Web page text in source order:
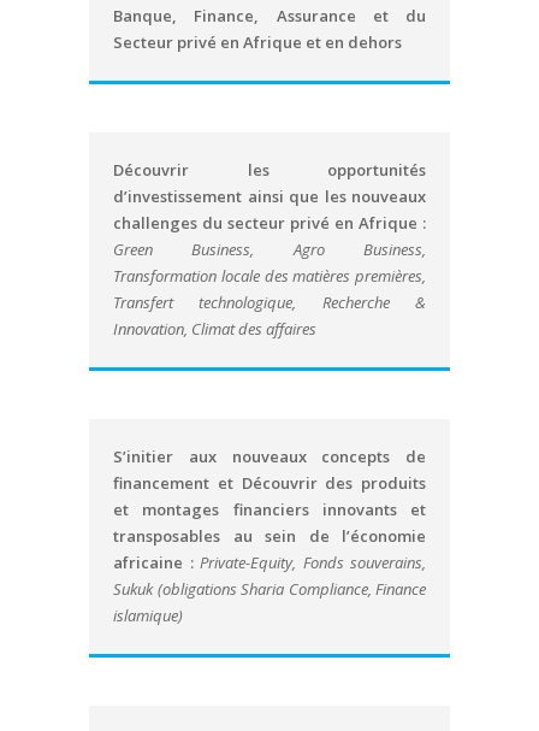
Banque, Finance, Assurance et du
Secteur privé en Afrique et en dehors
Découvrir les opportunités
d’investissement ainsi que les nouveaux
challenges du secteur privé en Afrique :
Green Business, Agro Business,
Transformation locale des matières premières,
Transfert technologique, Recherche &
Innovation, Climat des affaires
S’initier aux nouveaux concepts de
financement et Découvrir des produits
et montages financiers innovants et
transposables au sein de l’économie
africaine : Private-Equity, Fonds souverains,
Sukuk (obligations Sharia Compliance, Finance
islamique)